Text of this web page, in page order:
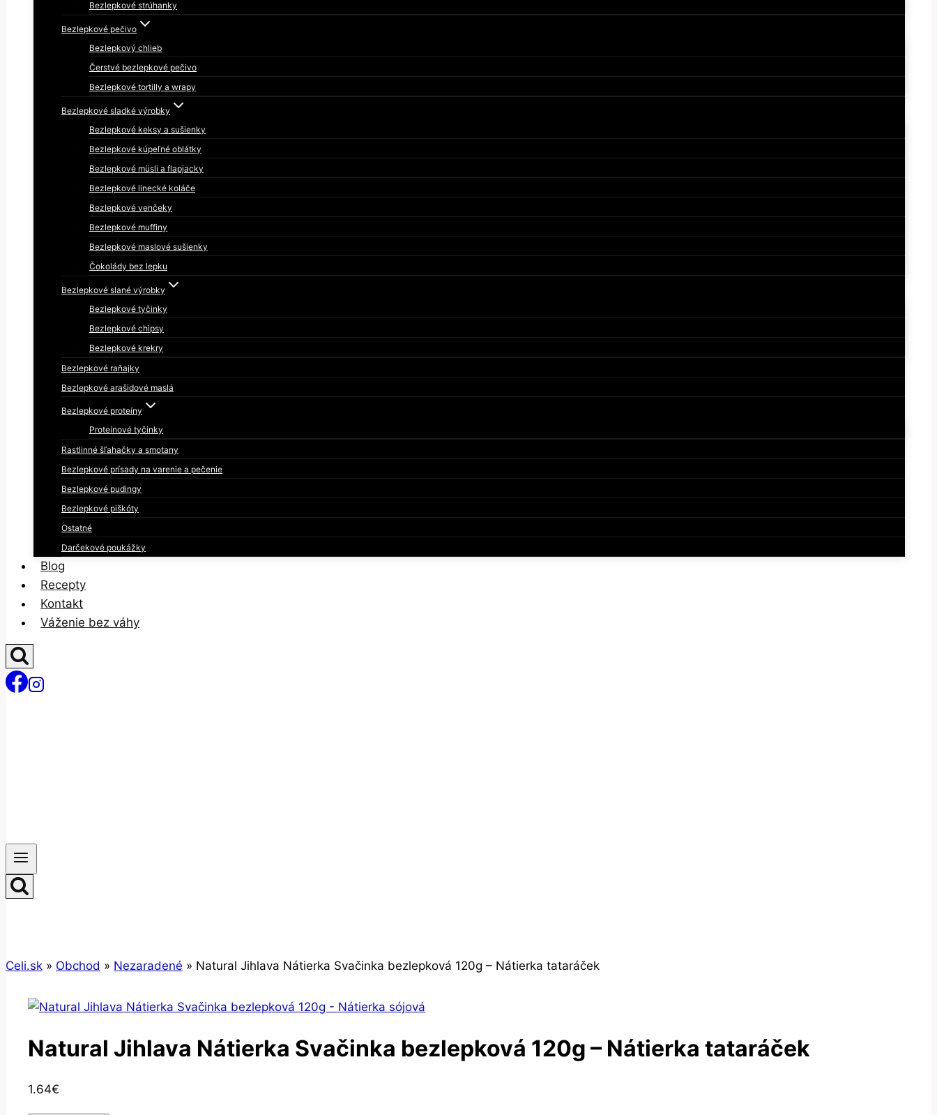
Bezlepkové strúhanky
Bezlepkové pečivo
Bezlepkový chlieb
Čerstvé bezlepkové pečivo
Bezlepkové tortilly a wrapy
Bezlepkové sladké výrobky
Bezlepkové keksy a sušienky
Bezlepkové kúpeľné oblátky
Bezlepkové müsli a flapjacky
Bezlepkové linecké koláče
Bezlepkové venčeky
Bezlepkové muffiny
Bezlepkové maslové sušienky
Čokolády bez lepku
Bezlepkové slané výrobky
Bezlepkové tyčinky
Bezlepkové chipsy
Bezlepkové krekry
Bezlepkové raňajky
Bezlepkové arašidové maslá
Bezlepkové proteíny
Proteínové tyčinky
Rastlinné šľahačky a smotany
Bezlepkové prísady na varenie a pečenie
Bezlepkové pudingy
Bezlepkové piškóty
Ostatné
Darčekové poukážky
Blog
Recepty
Kontakt
Váženie bez váhy
Celi.sk » Obchod » Nezaradené » Natural Jihlava Nátierka Svačinka bezlepková 120g – Nátierka tataráček
Natural Jihlava Nátierka Svačinka bezlepková 120g – Nátierka tataráček
1.64€